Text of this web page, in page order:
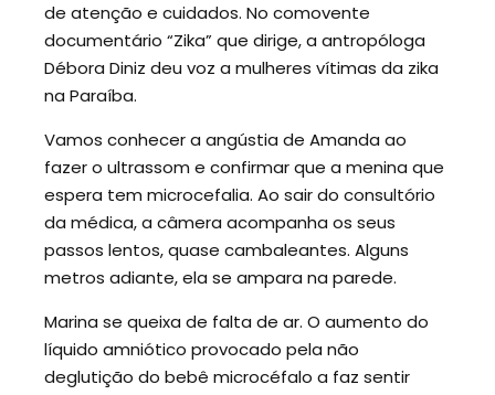
de atenção e cuidados. No comovente
documentário “Zika” que dirige, a antropóloga
Débora Diniz deu voz a mulheres vítimas da zika
na Paraíba.
Vamos conhecer a angústia de Amanda ao
fazer o ultrassom e confirmar que a menina que
espera tem microcefalia. Ao sair do consultório
da médica, a câmera acompanha os seus
passos lentos, quase cambaleantes. Alguns
metros adiante, ela se ampara na parede.
Marina se queixa de falta de ar. O aumento do
líquido amniótico provocado pela não
deglutição do bebê microcéfalo a faz sentir